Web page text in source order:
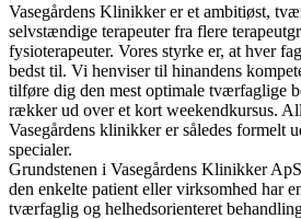
Vasegårdens Klinikker er et ambitiøst,
selvstændige terapeuter fra flere
fysioterapeuter. Vores styrke er, at hver
bedst til. Vi henviser til hinandens
tilføre dig den mest optimale tværfaglige
rækker ud over et kort weekendkursus.
Vasegårdens klinikker er således formelt
specialer.
Grundstenen i Vasegårdens Klinikker
den enkelte patient eller virksomhed har
tværfaglig og helhedsorienteret